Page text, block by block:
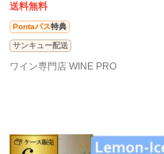
送料無料
Pontaパス特典
サンキュー配送
ワイン専門店 WINE PRO